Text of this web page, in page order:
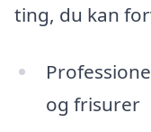
ting, du kan
og frisurer